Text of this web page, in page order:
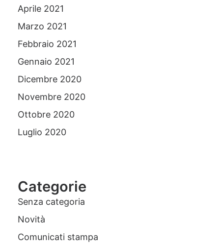
Aprile 2021
Marzo 2021
Febbraio 2021
Gennaio 2021
Dicembre 2020
Novembre 2020
Ottobre 2020
Luglio 2020
Categorie
Senza categoria
Novità
Comunicati stampa